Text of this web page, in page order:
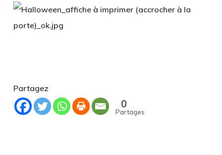
Partagez
0
Partages